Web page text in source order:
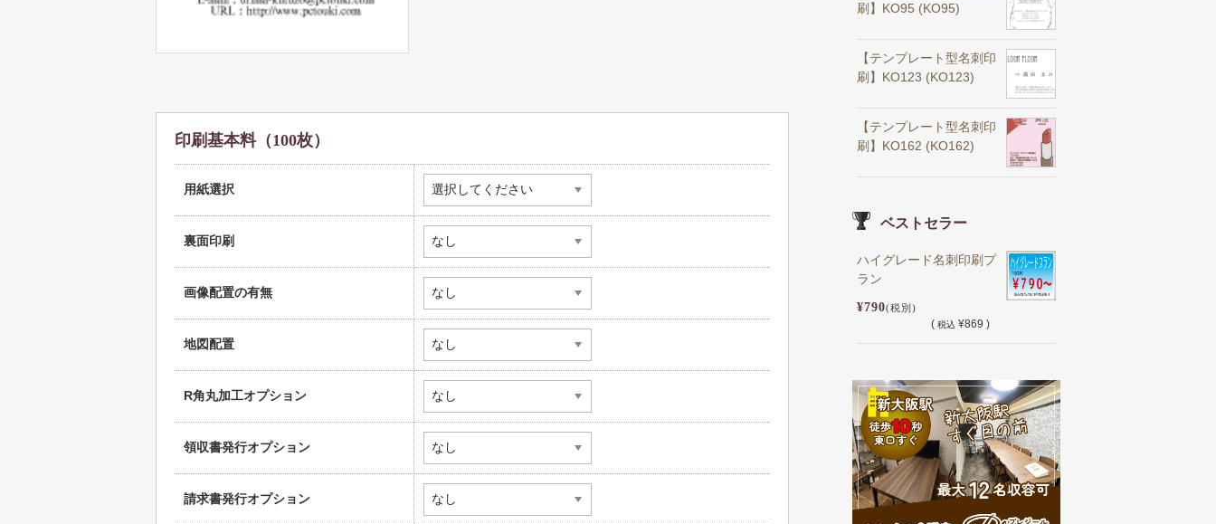
印刷基本料（100枚）
用紙選択
裏面印刷
画像配置の有無
地図配置
R角丸加工オプション
領収書発行オプション
請求書発行オプション
刷】KO95 (KO95)
【テンプレート型名刺印
刷】KO123 (KO123)
【テンプレート型名刺印
刷】KO162 (KO162)
ベストセラー
ハイグレード名刺印刷プ
ラン
¥790(税別)
( 税込 ¥869 )